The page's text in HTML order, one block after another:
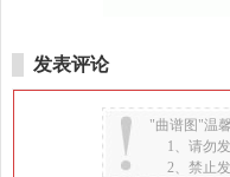
发表评论
"曲谱图"温
1、请勿
2、禁止